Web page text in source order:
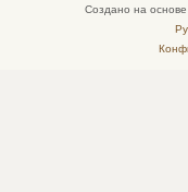
Создано на основе